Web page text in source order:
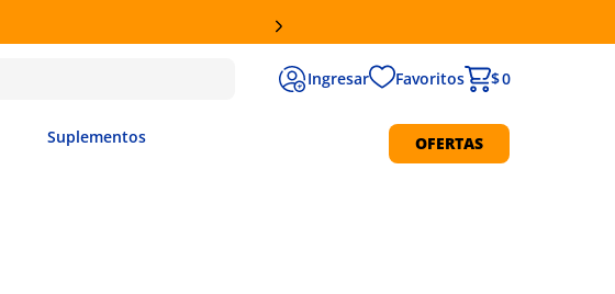
Favoritos $ 0
Suplementos OFERTAS